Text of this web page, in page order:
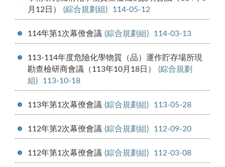
月12日）
(綜合規劃組) 114-05-12
114年第1次幕僚會議 (綜合規劃組) 114-03-13
113-114年度危險化學物質（品）運作貯存場所現
勘查檢研商會議（113年10月18日）
(綜合規劃
組)
113-10-18
113年第1次幕僚會議 (綜合規劃組) 113-05-28
112年第2次幕僚會議 (綜合規劃組) 112-09-20
112年第1次幕僚會議 (綜合規劃組) 112-03-08